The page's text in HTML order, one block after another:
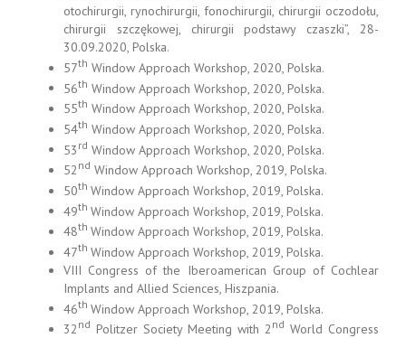
otochirurgii, rynochirurgii, fonochirurgii, chirurgii oczodołu,
chirurgii szczękowej, chirurgii podstawy czaszki”, 28-
30.09.2020, Polska.
57th Window Approach Workshop, 2020, Polska.
56th Window Approach Workshop, 2020, Polska.
55th Window Approach Workshop, 2020, Polska.
54th Window Approach Workshop, 2020, Polska.
53 rd Window Approach Workshop, 2020, Polska.
52 nd Window Approach Workshop, 2019, Polska.
50th Window Approach Workshop, 2019, Polska.
49th Window Approach Workshop, 2019, Polska.
48th Window Approach Workshop, 2019, Polska.
47th Window Approach Workshop, 2019, Polska.
VIII Congress of the Iberoamerican Group of Cochlear
Implants and Allied Sciences, Hiszpania.
46th Window Approach Workshop, 2019, Polska.
32 nd Politzer Society Meeting with 2 nd World Congress